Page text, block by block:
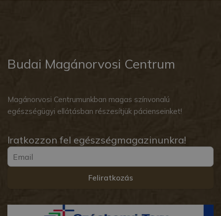
Budai Magánorvosi Centrum
Magánorvosi Centrumunkban magas színvonalú
egészségügyi ellátásban részesítjük pácienseinket!
Iratkozzon fel egészségmagazinunkra!
Feliratkozás